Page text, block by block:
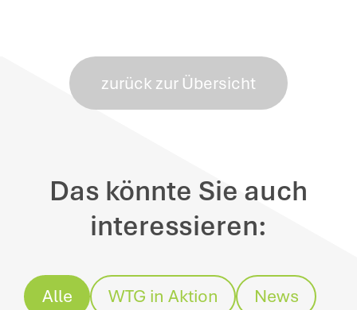
zurück zur Übersicht
Das könnte Sie auch
interessieren:
Alle WTG in Aktion News